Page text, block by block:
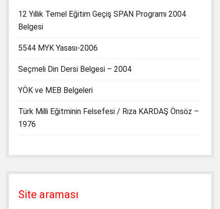
12 Yıllık Temel Eğitim Geçiş SPAN Programı 2004
Belgesi
5544 MYK Yasası-2006
Seçmeli Din Dersi Belgesi – 2004
YÖK ve MEB Belgeleri
Türk Milli Eğitminin Felsefesi / Rıza KARDAŞ Önsöz –
1976
Site araması